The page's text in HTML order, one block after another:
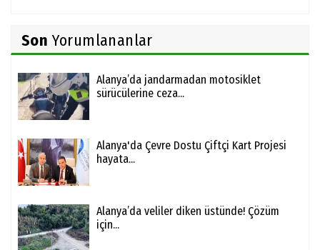
Son Yorumlananlar
Alanya’da jandarmadan motosiklet
sürücülerine ceza...
Alanya'da Çevre Dostu Çiftçi Kart Projesi
hayata...
Alanya’da veliler diken üstünde! Çözüm
için...